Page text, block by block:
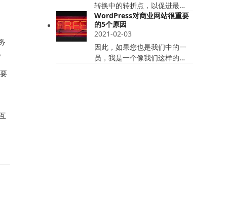
转换中的转折点，以促进最…
WordPress对商业网站很重要
的5个原因
2021-02-03
因此，如果您也是我们中的一
员，我是一个像我们这样的…